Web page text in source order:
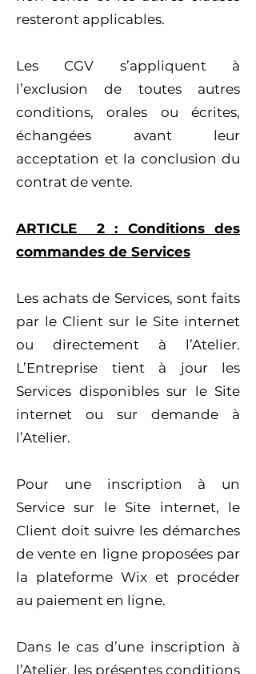
resteront applicables.
Les CGV s’appliquent à
l’exclusion de toutes autres
conditions, orales ou écrites,
échangées avant leur
acceptation et la conclusion du
contrat de vente.
ARTICLE 2 : Conditions des
commandes de Services
Les achats de Services, sont faits
par le Client sur le Site internet
ou directement à l’Atelier.
L’Entreprise tient à jour les
Services disponibles sur le Site
internet ou sur demande à
l’Atelier.
Pour une inscription à un
Service sur le Site internet, le
Client doit suivre les démarches
de vente en ligne proposées par
la plateforme Wix et procéder
au paiement en ligne.
Dans le cas d’une inscription à
l’Atelier, les présentes conditions